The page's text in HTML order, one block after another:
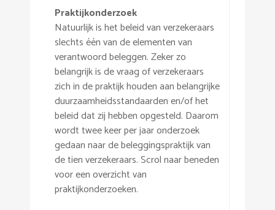
Praktijkonderzoek
Natuurlijk is het beleid van verzekeraars
slechts één van de elementen van
verantwoord beleggen. Zeker zo
belangrijk is de vraag of verzekeraars
zich in de praktijk houden aan belangrijke
duurzaamheidsstandaarden en/of het
beleid dat zij hebben opgesteld. Daarom
wordt twee keer per jaar onderzoek
gedaan naar de beleggingspraktijk van
de tien verzekeraars. Scrol naar beneden
voor een overzicht van
praktijkonderzoeken.